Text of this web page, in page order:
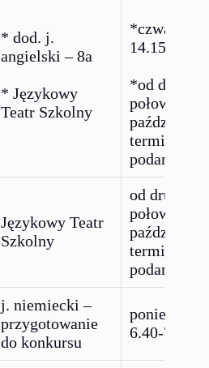
* dod. j.
angielski – 8a
* Językowy
Teatr Szkolny
*czwartek
14.15 –
*od drugiej
połowy
termin
podany
Językowy Teatr
Szkolny
od drugiej
połowy
termin
podany
j. niemiecki –
przygotowanie
do konkursu
6.40-7.40